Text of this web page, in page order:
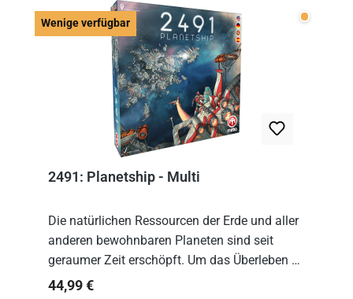
Wenige verfügbar Wenige
2491: Planetship - Multi
Die natürlichen Ressourcen der Erde und aller
anderen bewohnbaren Planeten sind seit
geraumer Zeit erschöpft. Um das Überleben zu
sichern, wurden die sogenannten
Regulärer Preis:
44,99 €